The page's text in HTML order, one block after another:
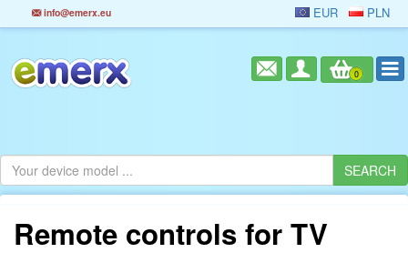
info@emerx.eu EUR PLN
0
Remote controls for TV